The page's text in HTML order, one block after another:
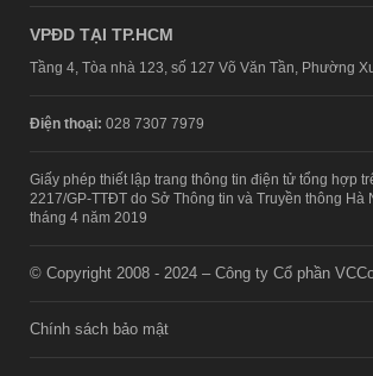
VPĐD TẠI TP.HCM
Tầng 4, Tòa nhà 123, số 127 Võ Văn Tần, Phường
Điện thoại: 028 7307 7979
Giấy phép thiết lập trang thông tin điện tử tổng hợp
2217/GP-TTĐT do Sở Thông tin và Truyền thông Hà
tháng 4 năm 2019
© Copyright 2008 - 2024 – Công ty Cổ phần
Chính sách bảo mật